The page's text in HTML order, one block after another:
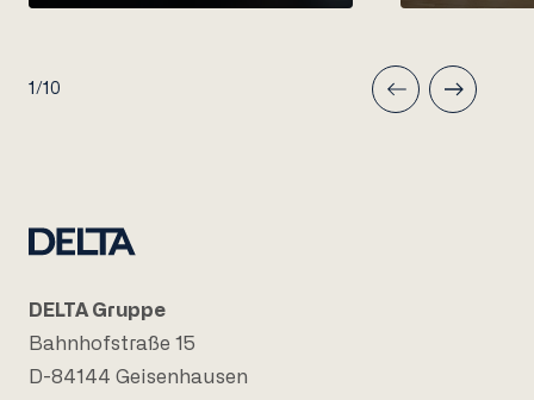
1/10
DELTA Gruppe
Bahnhofstraße 15
D-84144 Geisenhausen